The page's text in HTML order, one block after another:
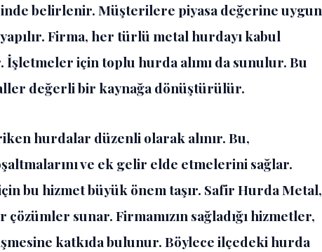
belirlenir. Müşterilere piyasa değerine uygun
Firma, her türlü metal hurdayı kabul
İşletmeler için toplu hurda alımı da sunulur. Bu
değerli bir kaynağa dönüştürülür.
hurdalar düzenli olarak alınır. Bu,
ve ek gelir elde etmelerini sağlar.
bu hizmet büyük önem taşır. Safir Hurda Metal,
sunar. Firmamızın sağladığı hizmetler,
katkıda bulunur. Böylece ilçedeki hurda